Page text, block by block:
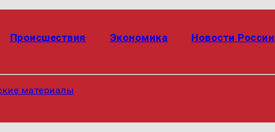
Происшествия Экономика Новости России
материалы